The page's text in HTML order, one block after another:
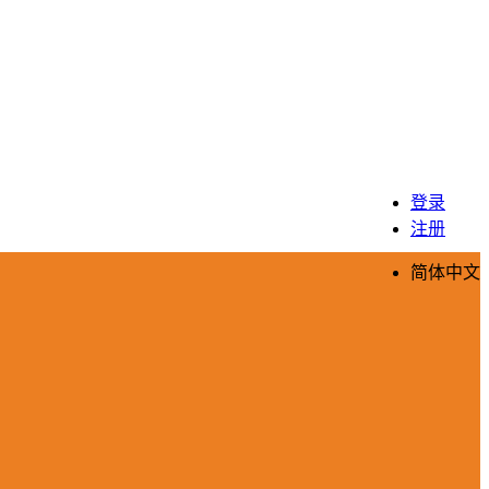
登录
注册
简体中文